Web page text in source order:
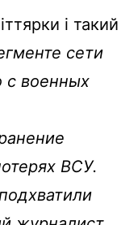
і такий
сети
с военных
ВСУ.